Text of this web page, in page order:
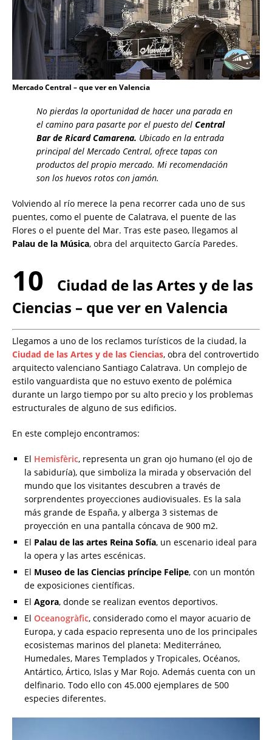
Mercado Central – que ver en Valencia
No pierdas la oportunidad de hacer una parada en
el camino para pasarte por el puesto del Central
Bar de Ricard Camarena. Ubicado en la entrada
principal del Mercado Central, ofrece tapas con
productos del propio mercado. Mi recomendación
son los huevos rotos con jamón.
Volviendo al río merece la pena recorrer cada uno de sus
puentes, como el puente de Calatrava, el puente de las
Flores o el puente del Mar. Tras este paseo, llegamos al
Palau de la Música, obra del arquitecto García Paredes.
10
Ciudad de las Artes y de las
Ciencias – que ver en Valencia
Llegamos a uno de los reclamos turísticos de la ciudad, la
Ciudad de las Artes y de las Ciencias, obra del controvertido
arquitecto valenciano Santiago Calatrava. Un complejo de
estilo vanguardista que no estuvo exento de polémica
durante un largo tiempo por su alto precio y los problemas
estructurales de alguno de sus edificios.
En este complejo encontramos:
El Hemisfèric, representa un gran ojo humano (el ojo de
la sabiduría), que simboliza la mirada y observación del
mundo que los visitantes descubren a través de
sorprendentes proyecciones audiovisuales. Es la sala
más grande de España, y alberga 3 sistemas de
proyección en una pantalla cóncava de 900 m2.
El Palau de las artes Reina Sofía, un escenario ideal para
la opera y las artes escénicas.
El Museo de las Ciencias príncipe Felipe, con un montón
de exposiciones científicas.
El Agora, donde se realizan eventos deportivos.
El Oceanogràfic, considerado como el mayor acuario de
Europa, y cada espacio representa uno de los principales
ecosistemas marinos del planeta: Mediterráneo,
Humedales, Mares Templados y Tropicales, Océanos,
Antártico, Ártico, Islas y Mar Rojo. Además cuenta con un
delfinario. Todo ello con 45.000 ejemplares de 500
especies diferentes.